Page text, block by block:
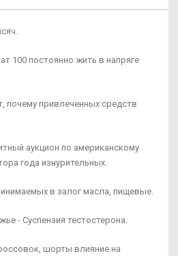
100 постоянно жить в напряге
почему привлеченных средств
аукцион по американскому
года изнурительных.
в залог масла, пищевые.
- Суспензия тестостерона.
шорты влияние на